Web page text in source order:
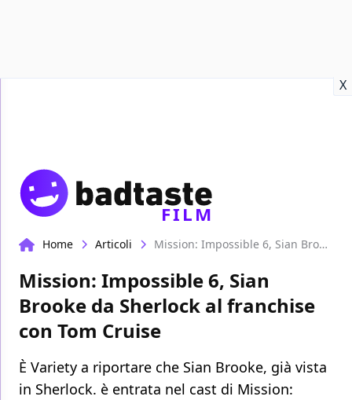
X
FILM
Home Articoli Mission: Impossible 6, Sian Brooke da Sherlock al franchise con Tom Cruise
Mission: Impossible 6, Sian
Brooke da Sherlock al franchise
con Tom Cruise
È Variety a riportare che Sian Brooke, già vista
in Sherlock. è entrata nel cast di Mission: